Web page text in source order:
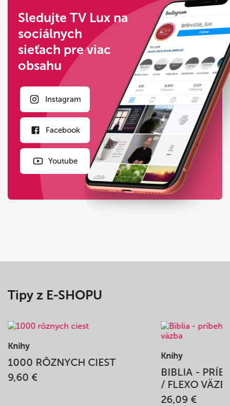
Sledujte TV Lux na
sociálnych
sieťach pre viac
obsahu
Instagram
Facebook
Youtube
Tipy z E-SHOPU
Knihy
1000 RÔZNYCH CIEST
9,60 €
Knihy
BIBLIA -
/ FLEXO
26,09 €